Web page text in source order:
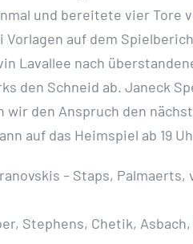
und bereitete vier Tore
auf dem
Lavallee nach
Schneid ab. Janeck
den Anspruch den
auf das Heimspiel ab 19
– Staps, Palmaerts,
Stephens, Chetik,